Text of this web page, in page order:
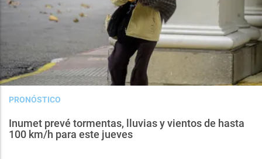
PRONÓSTICO
Inumet prevé tormentas, lluvias y vientos de hasta
100 km/h para este jueves